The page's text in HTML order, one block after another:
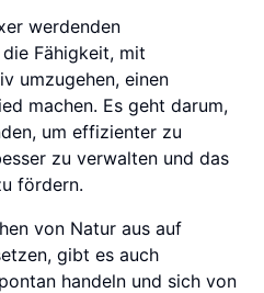
werdenden
Fähigkeit, mit
umzugehen, einen
machen. Es geht darum,
um effizienter zu
zu verwalten und das
fördern.
von Natur aus auf
gibt es auch
handeln und sich von